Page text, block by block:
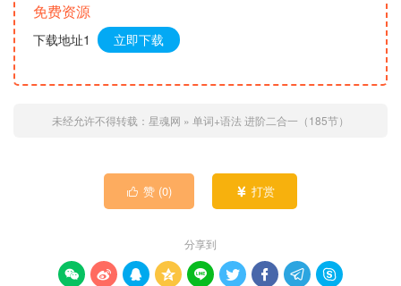
免费资源
下载地址1 立即下载
未经允许不得转载： 星魂网 » 单词+语法 进阶二合一（185节）
 赞 (0)  打赏
分享到
        